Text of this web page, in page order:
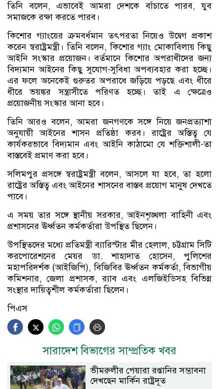
তিনি বলেন, এভাবেই আমরা দেশকে বাঁচাতে পারব, যুব
সমাজকে রক্ষা করতে পারব।
কিশোর গ্যাংয়ের ক্রমবর্ধমান তৎপরতা নিয়েও উদ্বেগ প্রকাশ
করেন স্বরাষ্ট্রমন্ত্রী। তিনি বলেন, কিশোর গ্যাং মোকাবিলায় কিছু
আইনি সংস্কার প্রয়োজন। বর্তমানে কিশোর অপরাধীদের জন্য
বিদ্যমান আইনের কিছু সুযোগ-সুবিধা অপব্যবহার করা হচ্ছে।
এর ফলে অনেকেই গুরুতর অপরাধে জড়িয়ে পড়ছে এবং ধীরে
ধীরে ভয়ঙ্কর সন্ত্রাসীতে পরিণত হচ্ছে। তাই এ ক্ষেত্রেও
প্রয়োজনীয় সংস্কার আনা হবে।
তিনি আরও বলেন, আমরা জনগণকে সঙ্গে নিয়ে জনপ্রত্যাশা
অনুযায়ী আইনের শাসন প্রতিষ্ঠা করব। রাষ্ট্রের অস্তিত্ব যে
কার্যকরভাবে বিদ্যমান এবং আইনি কাঠামো যে শক্তিশালী-তা
বাস্তবেই প্রমাণ করা হবে।
সলিমপুর প্রসঙ্গে স্বরাষ্ট্রমন্ত্রী বলেন, আসলে যা হবে, তা হলো
রাষ্ট্রের অস্তিত্ব এবং আইনের শাসনের বাস্তব প্রয়োগ মানুষ দেখতে
পাবে।
এ সময় তার সঙ্গে স্থানীয় সরকার, আইনশৃঙ্খলা বাহিনী এবং
প্রশাসনের ঊর্ধ্বতন কর্মকর্তারা উপস্থিত ছিলেন।
উপস্থিতদের মধ্যে প্রতিমন্ত্রী ব্যারিস্টার মীর হেলাল, চট্টগ্রাম সিটি
করপোরেশনের মেয়র ডা. শাহাদাত হোসেন, পুলিশের
মহাপরিদর্শক (আইজিপি), বিজিবির ঊর্ধ্বতন কর্মকর্তা, বিভাগীয়
কমিশনার, জেলা প্রশাসক, র‌্যাব এবং এলজিইডিসহ বিভিন্ন
সংস্থার দায়িত্বশীল কর্মকর্তারা ছিলেন।
পিএস
সারাদেশ বিভাগের সাম্প্রতিক খবর
ভীমরুলীর পেয়ারা রপ্তানির সম্ভাবনা
দেখছেন মার্কিন রাষ্ট্রদূত